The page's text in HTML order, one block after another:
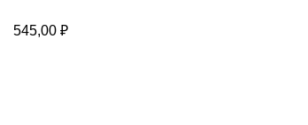
545,00 ₽